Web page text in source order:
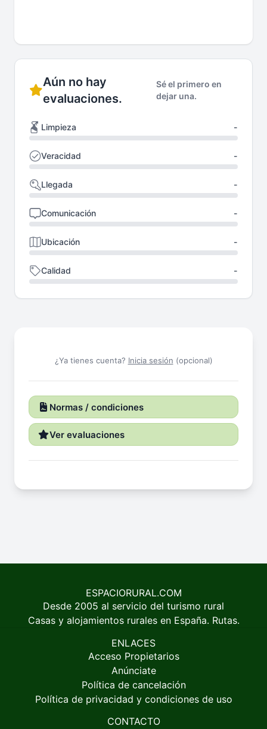
Aún no hay
evaluaciones.
Sé el primero en
dejar una.
Limpieza -
Veracidad -
Llegada -
Comunicación -
Ubicación -
Calidad -
¿Ya tienes cuenta? Inicia sesión (opcional)
Normas / condiciones
Ver evaluaciones
ESPACIORURAL.COM
Desde 2005 al servicio del turismo rural
Casas y alojamientos rurales en España. Rutas.
ENLACES
Acceso Propietarios
Anúnciate
Política de cancelación
Política de privacidad y condiciones de uso
CONTACTO